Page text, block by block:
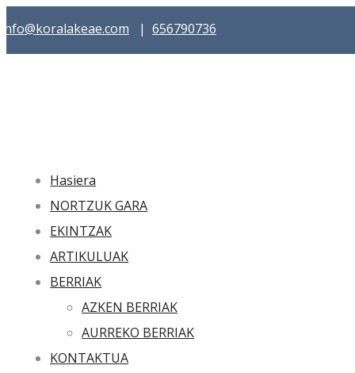
info@koralakeae.com | 656790736
Hasiera
NORTZUK GARA
EKINTZAK
ARTIKULUAK
BERRIAK
AZKEN BERRIAK
AURREKO BERRIAK
KONTAKTUA